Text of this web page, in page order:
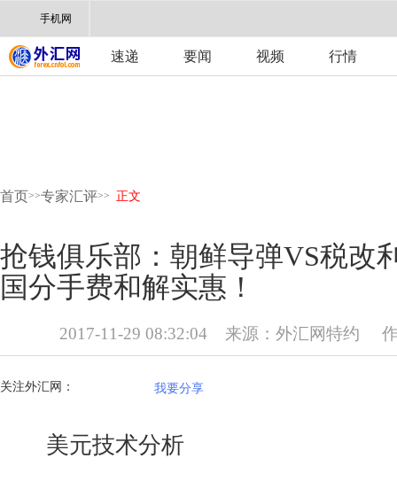
手机网
速递 要闻 视频 行情
首页>>专家汇评>> 正文
抢钱俱乐部：朝鲜导弹VS税改
国分手费和解实惠！
2017-11-29 08:32:04 来源： 外汇网特约
关注外汇网： 我要分享
美元技术分析